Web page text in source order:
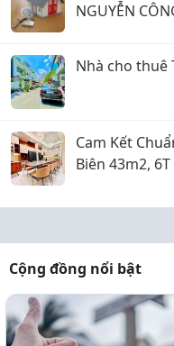
NGUYỄN
Nhà cho thuê
Cam Kết
Biên 43m2,
Cộng đồng nổi bật